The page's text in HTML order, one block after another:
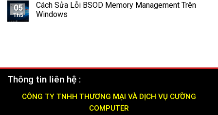
05
Th5
Cách Sửa Lỗi BSOD Memory Management Trên
Windows
Thông tin liên hệ :
CÔNG TY TNHH THƯƠNG MẠI VÀ DỊCH VỤ CƯỜNG
COMPUTER